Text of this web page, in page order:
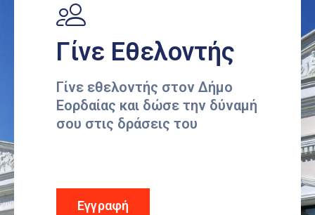
Γίνε Εθελοντής
Γίνε εθελοντής στον Δήμο
Εορδαίας και δώσε την δύναμή
σου στις δράσεις του
Εγγραφή